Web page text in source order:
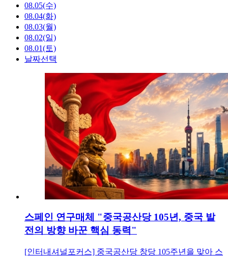
08.05(수)
08.04(화)
08.03(월)
08.02(일)
08.01(토)
날짜선택
스페인 연구매체 "중국공산당 105년, 중국 발
전의 방향 바꾼 핵심 동력"
[인터내셔널포커스] 중국공산당 창당 105주년을 맞아 스